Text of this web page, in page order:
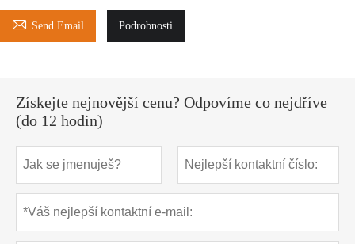
 Send Email Podrobnosti
Získejte nejnovější cenu? Odpovíme co nejdříve
(do 12 hodin)